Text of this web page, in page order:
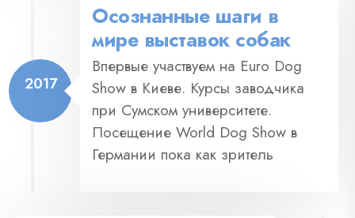
2017
Осознанные шаги в
мире выставок собак
Впервые участвуем на Euro Dog
Show в Киеве. Курсы заводчика
при Сумском университете.
Посещение World Dog Show в
Германии пока как зритель